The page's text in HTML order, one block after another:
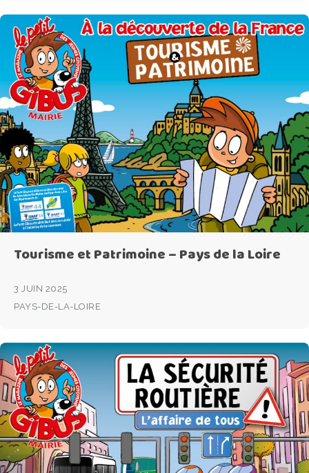
Tourisme et Patrimoine – Pays de la Loire
3 JUIN 2025
PAYS-DE-LA-LOIRE